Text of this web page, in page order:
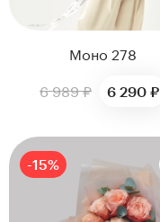
Моно 278
6 989 ₽
6 290 ₽
Цветы букета:
-15%